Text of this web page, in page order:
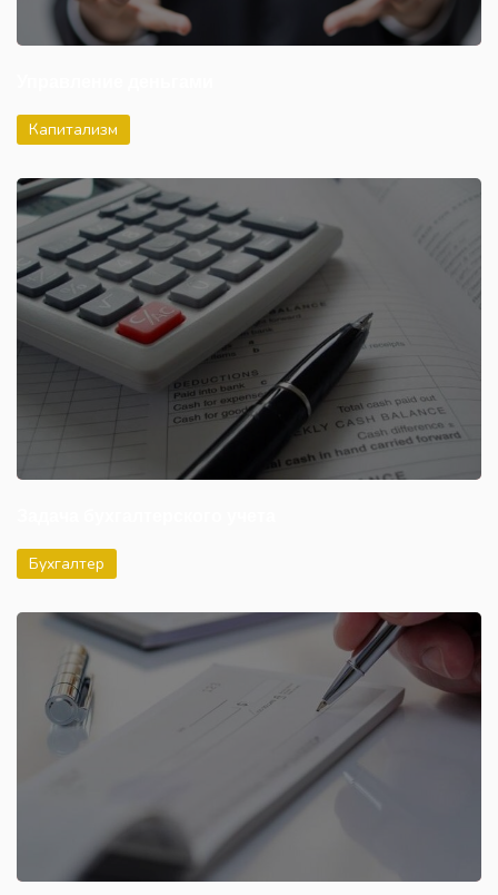
Капитализм
Бухгалтер